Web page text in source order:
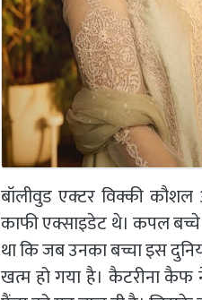
बॉलीवुड एक्टर विक्की
काफी एक्साइडेट थे। कपल
था कि जब उनका बच्चा इस
खत्म हो गया है। कैटरीना